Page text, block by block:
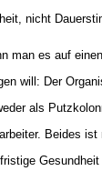
nicht
man es auf
will: Der
als
Beides ist